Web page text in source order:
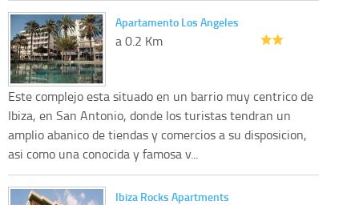
Apartamento Los Angeles
a 0.2 Km
Este complejo esta situado en un barrio muy centrico de
Ibiza, en San Antonio, donde los turistas tendran un
amplio abanico de tiendas y comercios a su disposicion,
asi como una conocida y famosa v...
Ibiza Rocks Apartments